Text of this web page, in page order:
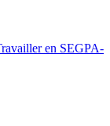
en SEGPA-